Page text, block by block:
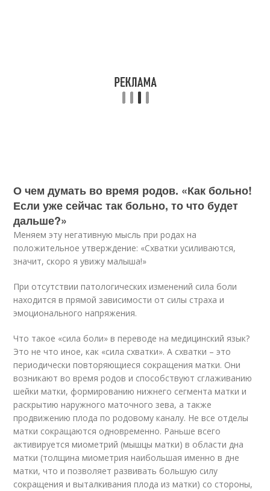
О чем думать во время родов. «Как больно!
Если уже сейчас так больно, то что будет
дальше?»
Меняем эту негативную мысль при родах на
положительное утверждение: «Схватки усиливаются,
значит, скоро я увижу малыша!»
При отсутствии патологических изменений сила боли
находится в прямой зависимости от силы страха и
эмоционального напряжения.
Что такое «сила боли» в переводе на медицинский язык?
Это не что иное, как «сила схватки». А схватки – это
периодически повторяющиеся сокращения матки. Они
возникают во время родов и способствуют сглаживанию
шейки матки, формированию нижнего сегмента матки и
раскрытию наружного маточного зева, а также
продвижению плода по родовому каналу. Не все отделы
матки сокращаются одновременно. Раньше всего
активируется миометрий (мышцы матки) в области дна
матки (толщина миометрия наибольшая именно в дне
матки, что и позволяет развивать большую силу
сокращения и выталкивания плода из матки) со стороны,